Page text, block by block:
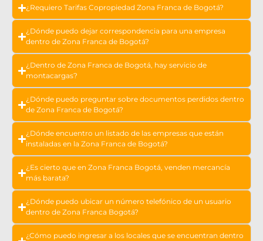
¿Requiero Tarifas Copropiedad Zona Franca de Bogotá?
¿Dónde puedo dejar correspondencia para una empresa
dentro de Zona Franca de Bogotá?
¿Dentro de Zona Franca de Bogotá, hay servicio de
montacargas?
¿Dónde puedo preguntar sobre documentos perdidos dentro
de Zona Franca de Bogotá?
¿Dónde encuentro un listado de las empresas que están
instaladas en la Zona Franca de Bogotá?
¿Es cierto que en Zona Franca Bogotá, venden mercancía
más barata?
¿Dónde puedo ubicar un número telefónico de un usuario
dentro de Zona Franca Bogotá?
¿Cómo puedo ingresar a los locales que se encuentran dentro